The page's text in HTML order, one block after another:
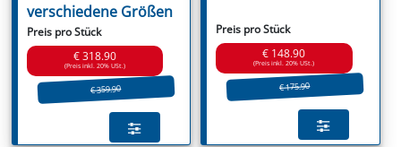
verschiedene Größen
Preis pro Stück
€ 318.90
(Preis inkl. 20% USt.)
€ 359.90
Preis pro Stück
€ 148.90
(Preis inkl. 20% USt.)
€ 175.90